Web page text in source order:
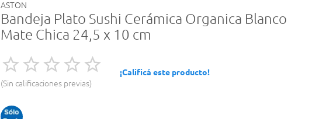
ASTON
Bandeja Plato Sushi Cerámica Organica Blanco
Mate Chica 24,5 x 10 cm
Sin calificaciones previas
¡Calificá este producto!